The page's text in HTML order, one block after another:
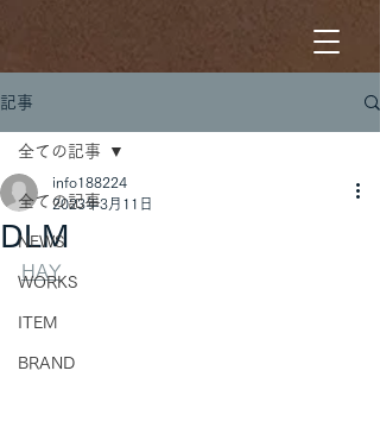
記事
全ての記事
NEWS
WORKS
ITEM
BRAND
全ての記事
DLM
info188224
2023年3月11日
HAY